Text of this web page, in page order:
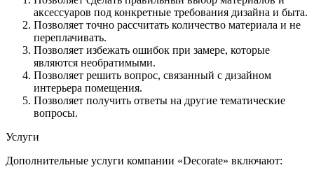
аксессуаров под конкретные требования дизайна и быта.
Позволяет точно рассчитать количество материала и не
переплачивать.
Позволяет избежать ошибок при замере, которые
являются необратимыми.
Позволяет решить вопрос, связанный с дизайном
интерьера помещения.
Позволяет получить ответы на другие тематические
вопросы.
Услуги
Дополнительные услуги компании «Decorate» включают: